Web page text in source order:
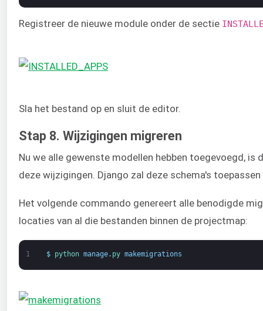
Registreer de nieuwe module onder de sectie
Sla het bestand op en sluit de editor.
Stap 8. Wijzigingen migreren
Nu we alle gewenste modellen hebben toegevoegd, is
deze wijzigingen. Django zal deze schema's
Het volgende commando genereert alle benodigde
locaties van al die bestanden binnen de projectmap:
1 $ python manage. py makemigrations